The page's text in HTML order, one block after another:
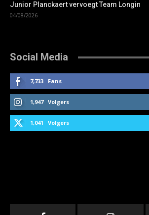
Junior Planckaert vervoegt Team Longin
04/08/2026
Social Media
7,733 Fans
1,947 Volgers
1,041 Volgers